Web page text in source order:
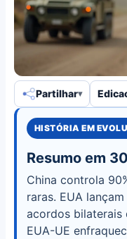
Partilhar
HISTÓRIA EM
Resumo em
China controla
raras. EUA
acordos bilaterais
EUA-UE